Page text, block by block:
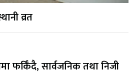
व्रत
फर्किँदै, सार्वजनिक तथा निजी